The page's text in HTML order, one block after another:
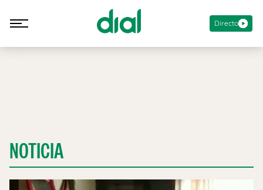
Directo
NOTICIA